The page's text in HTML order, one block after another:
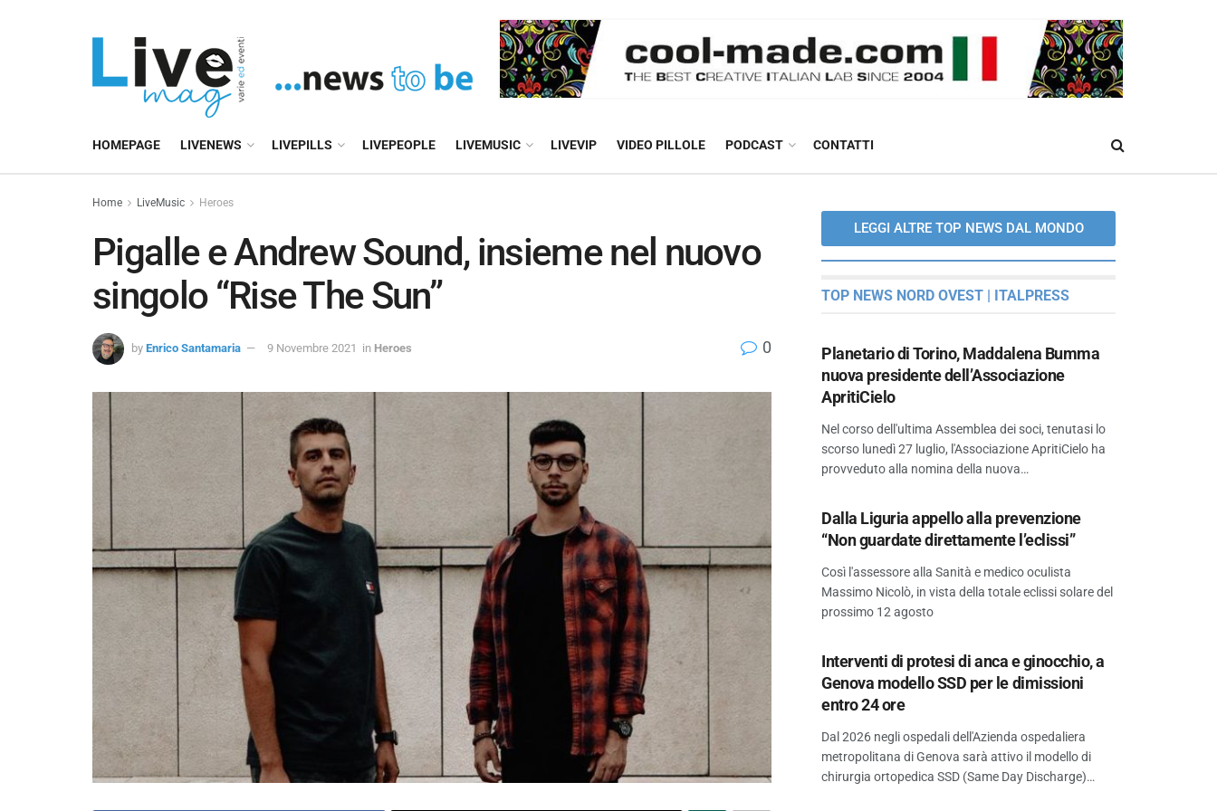
HOMEPAGE LIVENEWS LIVEPILLS LIVEPEOPLE LIVEMUSIC LIVEVIP VIDEO PILLOLE PODCAST CONTATTI
Home LiveMusic Heroes
Pigalle e Andrew Sound, insieme nel nuovo
singolo “Rise The Sun”
by Enrico Santamaria 9 Novembre 2021 in Heroes 0
LEGGI ALTRE TOP NEWS DAL MONDO
TOP NEWS NORD OVEST | ITALPRESS
Planetario di Torino, Maddalena Bumma
nuova presidente dell’Associazione
ApritiCielo
Nel corso dell'ultima Assemblea dei soci, tenutasi lo
scorso lunedì 27 luglio, l'Associazione ApritiCielo ha
provveduto alla nomina della nuova…
Dalla Liguria appello alla prevenzione
“Non guardate direttamente l’eclissi”
Così l'assessore alla Sanità e medico oculista
Massimo Nicolò, in vista della totale eclissi solare del
prossimo 12 agosto
Interventi di protesi di anca e ginocchio, a
Genova modello SSD per le dimissioni
entro 24 ore
Dal 2026 negli ospedali dell'Azienda ospedaliera
metropolitana di Genova sarà attivo il modello di
chirurgia ortopedica SSD (Same Day Discharge)…